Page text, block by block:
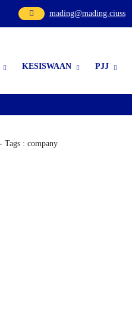
mading@mading.ciuss
KESISWAAN PJJ
Tags : company